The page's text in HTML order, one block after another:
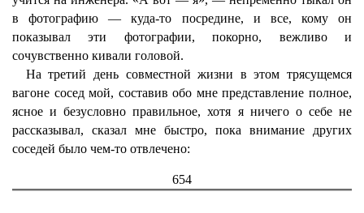
в фотографию — куда-то посредине, и все, кому он
показывал эти фотографии, покорно, вежливо и
сочувственно кивали головой.
На третий день совместной жизни в этом трясущемся
вагоне сосед мой, составив обо мне представление полное,
ясное и безусловно правильное, хотя я ничего о себе не
рассказывал, сказал мне быстро, пока внимание других
соседей было чем-то отвлечено:
654